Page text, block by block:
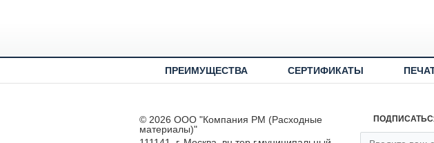
ПРЕИМУЩЕСТВА СЕРТИФИКАТЫ
© 2026 ООО "Компания РМ (Расходные
материалы)"